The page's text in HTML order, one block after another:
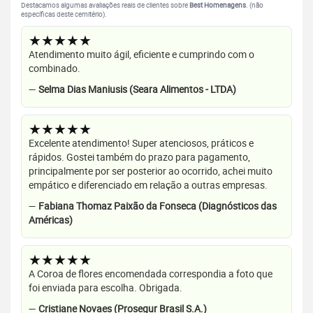
Destacamos algumas avaliações reais de clientes sobre Best Homenagens. (não
específicas deste cemitério).
★★★★★
Atendimento muito ágil, eficiente e cumprindo com o
combinado.
— Selma Dias Maniusis (Seara Alimentos - LTDA)
★★★★★
Excelente atendimento! Super atenciosos, práticos e
rápidos. Gostei também do prazo para pagamento,
principalmente por ser posterior ao ocorrido, achei muito
empático e diferenciado em relação a outras empresas.
— Fabiana Thomaz Paixão da Fonseca (Diagnósticos das
Américas)
★★★★★
A Coroa de flores encomendada correspondia a foto que
foi enviada para escolha. Obrigada.
— Cristiane Novaes (Prosegur Brasil S.A.)